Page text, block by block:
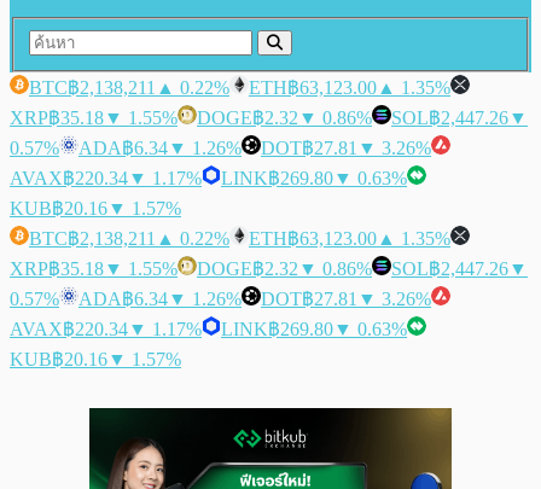
BTC฿2,138,211 ▲ 0.22% ETH฿63,123.00 ▲ 1.35%
XRP฿35.18▼ 1.55% DOGE฿2.32 ▼ 0.86% SOL฿2,447.26▼
0.57%
ADA฿6.34▼ 1.26% DOT฿27.81 ▼ 3.26%
AVAX฿220.34▼ 1.17% LINK฿269.80▼ 0.63%
KUB฿20.16▼ 1.57%
BTC฿2,138,211 ▲ 0.22% ETH฿63,123.00 ▲ 1.35%
XRP฿35.18▼ 1.55% DOGE฿2.32 ▼ 0.86% SOL฿2,447.26▼
0.57%
ADA฿6.34▼ 1.26% DOT฿27.81 ▼ 3.26%
AVAX฿220.34▼ 1.17% LINK฿269.80▼ 0.63%
KUB฿20.16▼ 1.57%